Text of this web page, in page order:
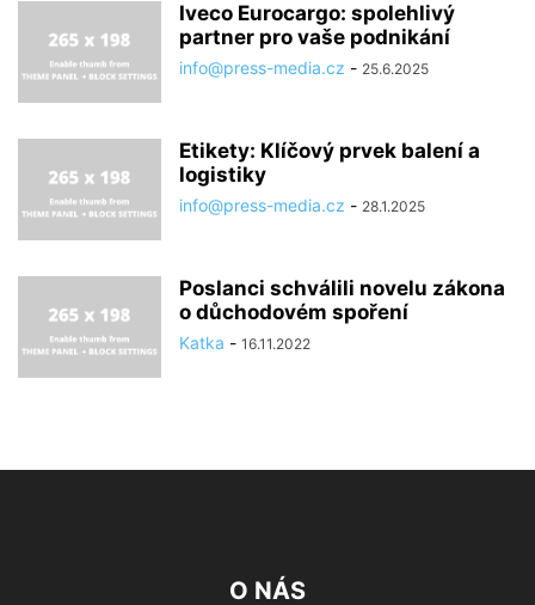
Iveco Eurocargo: spolehlivý
partner pro vaše podnikání
info@press-media.cz - 25.6.2025
Etikety: Klíčový prvek balení a
logistiky
info@press-media.cz - 28.1.2025
Poslanci schválili novelu zákona
o důchodovém spoření
Katka - 16.11.2022
O NÁS